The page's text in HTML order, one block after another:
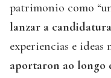
patrimonio como
lanzar a candidatura
experiencias e ideas
aportaron ao longo